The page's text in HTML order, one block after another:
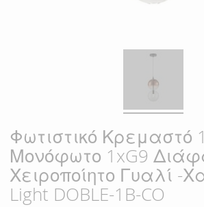
Φωτιστικό Κρεμαστό
Μονόφωτο 1xG9
Χειροποίητο Γυαλί -
Light DOBLE-1B-CO